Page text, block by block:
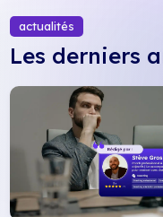
actualités
Les derniers